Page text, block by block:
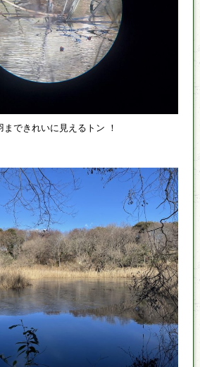
まできれいに見えるトン ！